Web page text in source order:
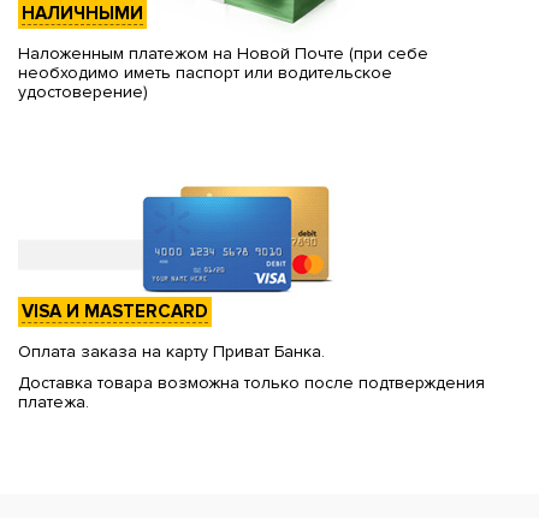
НАЛИЧНЫМИ
Наложенным платежом на Новой Почте (при себе
необходимо иметь паспорт или водительское
удостоверение)
VISA И MASTERCARD
Оплата заказа на карту Приват Банка.
Доставка товара возможна только после подтверждения
платежа.